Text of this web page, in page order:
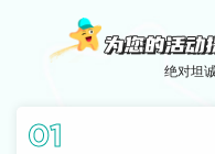
绝对坦
01